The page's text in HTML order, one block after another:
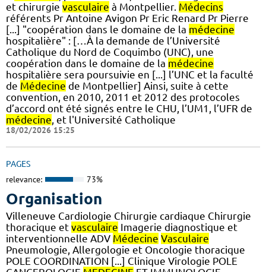
et chirurgie vasculaire à Montpellier. Médecins
référents Pr Antoine Avigon Pr Eric Renard Pr Pierre
[...] "coopération dans le domaine de la médecine
hospitalière" : […À la demande de l’Université
Catholique du Nord de Coquimbo (UNC), une
coopération dans le domaine de la médecine
hospitalière sera poursuivie en [...] l’UNC et la faculté
de Médecine de Montpellier] Ainsi, suite à cette
convention, en 2010, 2011 et 2012 des protocoles
d’accord ont été signés entre le CHU, l’UM1, l’UFR de
médecine , et l'Université Catholique
18/02/2026 15:25
PAGES
relevance: 73%
Organisation
Villeneuve Cardiologie Chirurgie cardiaque Chirurgie
thoracique et vasculaire Imagerie diagnostique et
interventionnelle ADV Médecine Vasculaire
Pneumologie, Allergologie et Oncologie thoracique
POLE COORDINATION [...] Clinique Virologie POLE